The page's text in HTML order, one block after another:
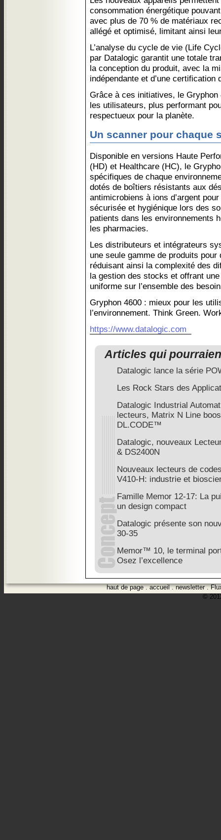
consommation énergétique
avec plus de 70 % de matériaux
allégé et optimisé, limitant ainsi
L’analyse du cycle de vie (Life
par Datalogic garantit une totale
la conception du produit, avec la
indépendante et d’une certification
Grâce à ces initiatives, le
les utilisateurs, plus performant
respectueux pour la planète.
Un scanner pour chaque
Disponible en versions Haute
(HD) et Healthcare (HC), le
spécifiques de chaque
dotés de boîtiers résistants aux
antimicrobiens à ions d’argent
sécurisée et hygiénique lors des
patients dans les environnements
les pharmacies.
Les distributeurs et intégrateurs
une seule gamme de produits
réduisant ainsi la complexité des
la gestion des stocks et offrant
uniforme sur l’ensemble des
Gryphon 4600 : mieux pour les
l’environnement. Think Green.
https://www.datalogic.com
Articles qui
Datalogic lance la série
Les Rock Stars des
Datalogic Industrial
lecteurs, Matrix N Line
DL.CODE™
Datalogic, nouveaux
& DS2400N
Nouveaux lecteurs de
V410-H: industrie et
Famille Memor 12-17: La
un design compact
Datalogic présente son
30-35
Memor™ 10, le terminal
Osez l’excellence
haut de page.accueil.newsletter.
©